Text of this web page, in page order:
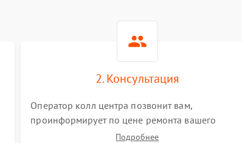
2. Консультация
Оператор колл центра позвонит вам,
проинформирует по цене ремонта вашего
кондиционера а также ответит на все ваши
Подробнее